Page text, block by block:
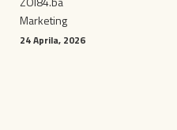
Marketing
24 Aprila, 2026